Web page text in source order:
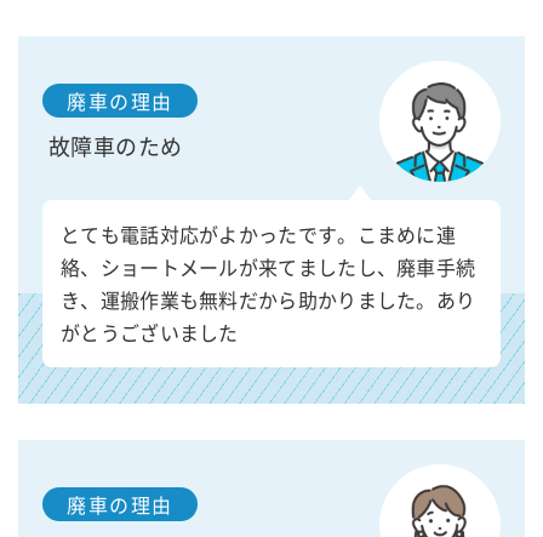
廃車の理由
故障車のため
とても電話対応がよかったです。こまめに連
絡、ショートメールが来てましたし、廃車手続
き、運搬作業も無料だから助かりました。あり
がとうございました
廃車の理由